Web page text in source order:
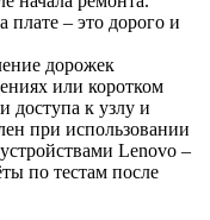
плате – это дорого и
дорожек
или коротком
доступа к узлу и
при использовании
Lenovo –
по тестам после